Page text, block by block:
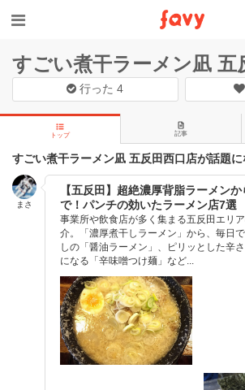
すごい煮干ラーメン凪 五
行った4
トップ 記事
すごい煮干ラーメン凪 五反田西口店が話題
まさ
【五反田】超絶濃厚背脂ラーメン
で！パンチの効いたラーメン店7選
事業所や飲食店が多く集まる五反田エリ
介。「濃厚煮干しラーメン」から、毎日
しの「醤油ラーメン」、ピリッとした辛
になる「辛味噌つけ麺」など...